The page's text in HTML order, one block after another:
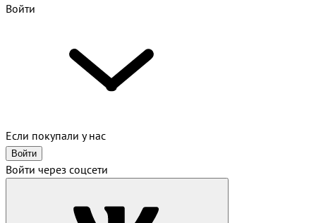
Войти
Если покупали у нас
Войти
Войти через соцсети